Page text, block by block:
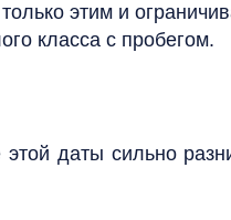
этим и
класса с пробегом.
даты сильно